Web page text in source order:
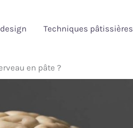
Techniques pâtissières
en pâte ?